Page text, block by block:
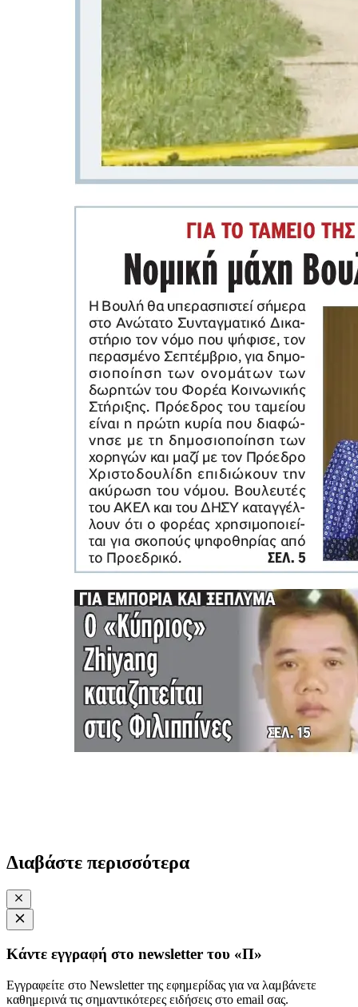
Διαβάστε περισσότερα
Κάντε εγγραφή στο newsletter του «Π»
Εγγραφείτε στο Newsletter της εφημερίδας για να λαμβάνετε
καθημερινά τις σημαντικότερες ειδήσεις στο email σας.